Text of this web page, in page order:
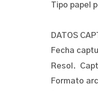
Tipo papel
DATOS
Fecha
Resol.
Formato